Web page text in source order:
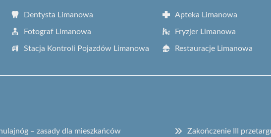
Dentysta Limanowa Apteka Limanowa
Fotograf Limanowa Fryzjer Limanowa
Stacja Kontroli Pojazdów Limanowa Restauracje Limanowa
– zasady dla mieszkańców
Zakończenie III